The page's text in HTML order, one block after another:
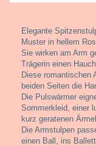
Elegante
Muster in hellem
Sie wirken am Arm
Trägerin einen
Diese romantischen
beiden Seiten die
Die Pulswärmer
Sommerkleid, einer
kurz geratenen
Die Armstulpen
einen Ball, ins